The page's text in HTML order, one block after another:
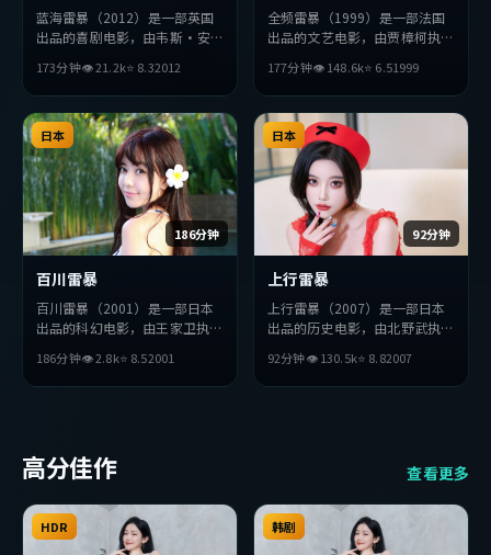
蓝海雷暴（2012）是一部英国
出品的喜剧电影，由韦斯·安
藤樱等主演。影片在叙事与视听
上力求突破，探讨人性与抉择，
节奏张弛有度，适合喜欢该类型
的观众完整观看。
173分钟👁21.2k⭐ 8.32012
全频雷暴（1999）是一部法国
出品的文艺电影，由贾樟柯执
主演。影片在叙事与视听上力求
突破，探讨人性与抉择，节奏张
弛有度，适合喜欢该类型的观众
完整观看。
177分钟👁148.6k⭐ 6.51999
186分钟
日本
百川雷暴
百川雷暴（2001）是一部日本
出品的科幻电影，由王家卫执
演。影片在叙事与视听上力求突
破，探讨人性与抉择，节奏张弛
186分钟👁2.8k⭐ 8.52001
92分钟
日本
上行雷暴
上行雷暴（2007）是一部日本
出品的历史电影，由北野武执
主演。影片在叙事与视听上力求
突破，探讨人性与抉择，节奏张
92分钟👁130.5k⭐ 8.82007
高分佳作 查看更多
HDR 韩剧